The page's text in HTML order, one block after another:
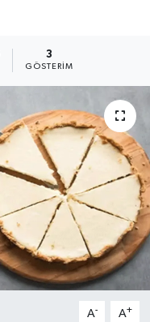
3
GÖSTERIM
A- A+